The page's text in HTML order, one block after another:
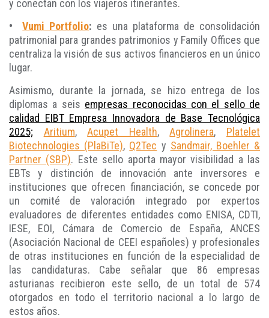
y conectan con los viajeros itinerantes.
•
Vumi Portfolio: es una plataforma de consolidación
patrimonial para grandes patrimonios y Family Offices que
centraliza la visión de sus activos financieros en un único
lugar.
Asimismo, durante la jornada, se hizo entrega de los
diplomas a seis empresas reconocidas con el sello de
calidad EIBT Empresa Innovadora de Base Tecnológica
2025;
Aritium,Acupet Health,Agrolinera, Platelet
Biotechnologies (PlaBiTe), Q2Tec y Sandmair, Boehler &
Partner (SBP). Este sello aporta mayor visibilidad a las
EBTs y distinción de innovación ante inversores e
instituciones que ofrecen financiación, se concede por
un comité de valoración integrado por expertos
evaluadores de diferentes entidades como ENISA, CDTI,
IESE, EOI, Cámara de Comercio de España, ANCES
(Asociación Nacional de CEEI españoles) y profesionales
de otras instituciones en función de la especialidad de
las candidaturas. Cabe señalar que 86 empresas
asturianas recibieron este sello, de un total de 574
otorgados en todo el territorio nacional a lo largo de
estos años.